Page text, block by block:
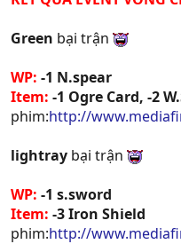
Green bại trận
WP: -1 N.spear
Item: -1 Ogre Card, -2
phim:http://
lightray bại trận
WP: -1 s.sword
Item: -3 Iron Shield
phim:http://